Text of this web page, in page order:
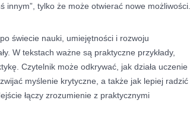
innym”, tylko że może otwierać nowe możliwości.
świecie nauki, umiejętności i rozwoju
W tekstach ważne są praktyczne przykłady,
Czytelnik może odkrywać, jak działa uczenie
myślenie krytyczne, a także jak lepiej radzić
łączy zrozumienie z praktycznymi